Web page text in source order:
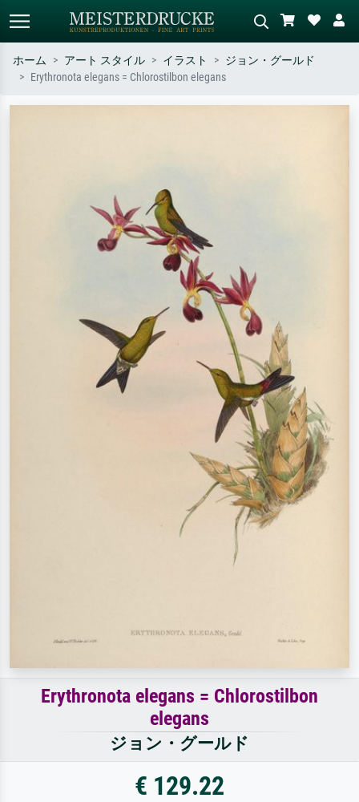
ホーム アート スタイル イラスト
ジョン・グールド
Erythronota elegans = Chlorostilbon elegans
Erythronota elegans = Chlorostilbon
elegans
ジョン・グールド
€ 129.22